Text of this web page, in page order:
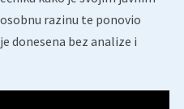
razinu te ponovio
donesena bez analize i